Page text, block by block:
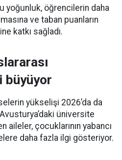
yoğunluk, öğrencilerin daha
ve taban puanların
katkı sağladı.
büyüyor
yükselişi 2026’da da
üniversite
aileler, çocuklarının yabancı
daha fazla ilgi gösteriyor.